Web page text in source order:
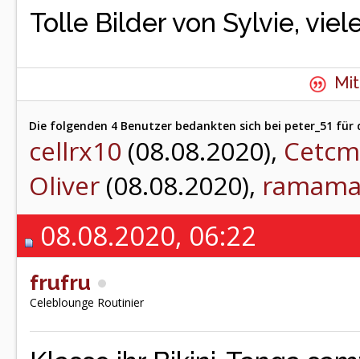
Tolle Bilder von Sylvie,
Die folgenden 4 Benutzer bedankten sich bei peter_51 für
cellrx10 (08.08.2020), Cetcm
Oliver (08.08.2020),
08.08.2020, 06:22
frufru
Celeblounge Routinier